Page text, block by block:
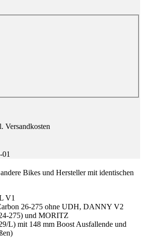
Versandkosten
01
Bikes und Hersteller mit identischen
V1
26-275 ohne UDH, DANNY V2
275) und MORITZ
L) mit 148 mm Boost Ausfallende und